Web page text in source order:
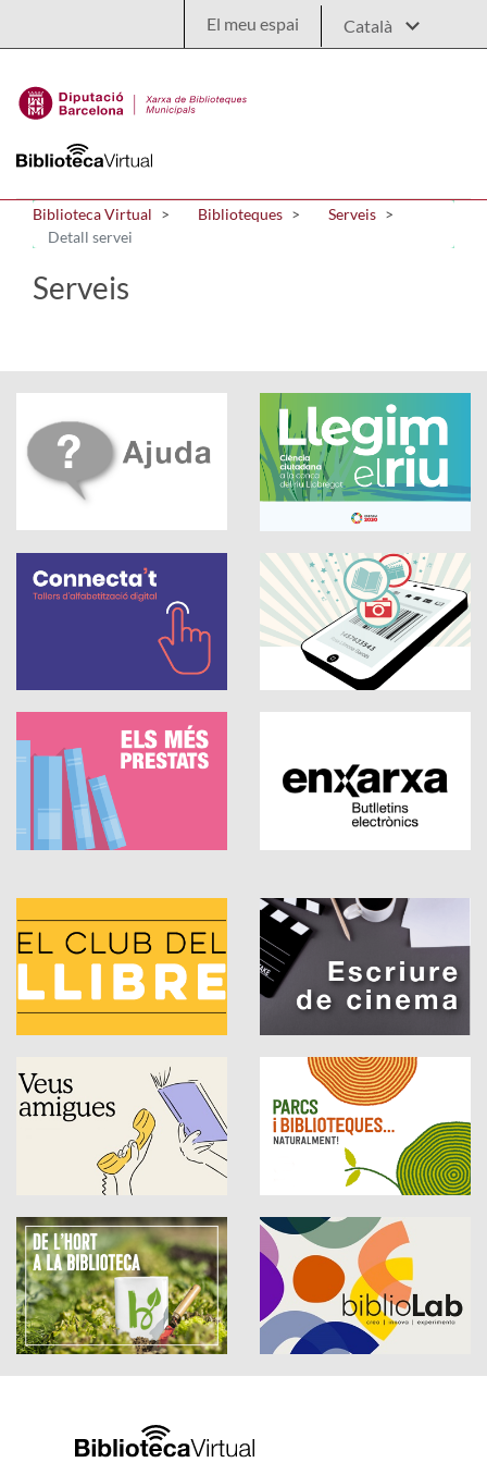
El meu espai
Biblioteca Virtual Biblioteques
Serveis
Detall servei
Serveis